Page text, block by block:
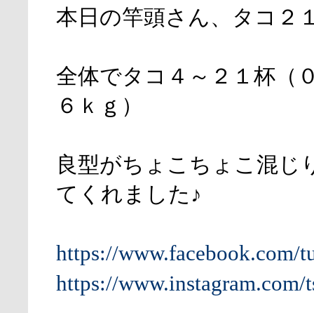
本日の竿頭さん、タコ２
全体でタコ４～２１杯（
６ｋｇ）
良型がちょこちょこ混じ
てくれました♪
https://www.facebook.com/
https://www.instagram.com/